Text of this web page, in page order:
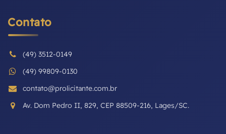
Contato
(49) 3512-0149
(49) 99809-0130
contato@prolicitante.com.br
Av. Dom Pedro II, 829, CEP 88509-216, Lages/SC.